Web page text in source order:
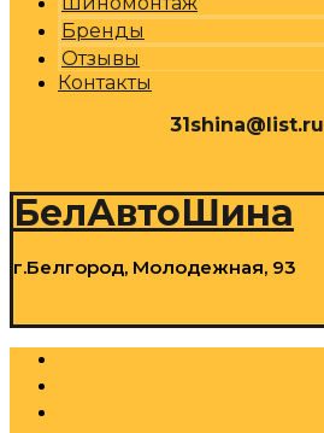
Бренды
Отзывы
Контакты
31shina@list.ru
БелАвтоШина
г.Белгород, Молодежная, 93